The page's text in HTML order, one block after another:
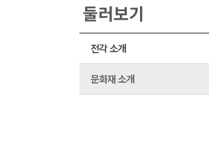
둘러보기
전각 소개
문화재 소개